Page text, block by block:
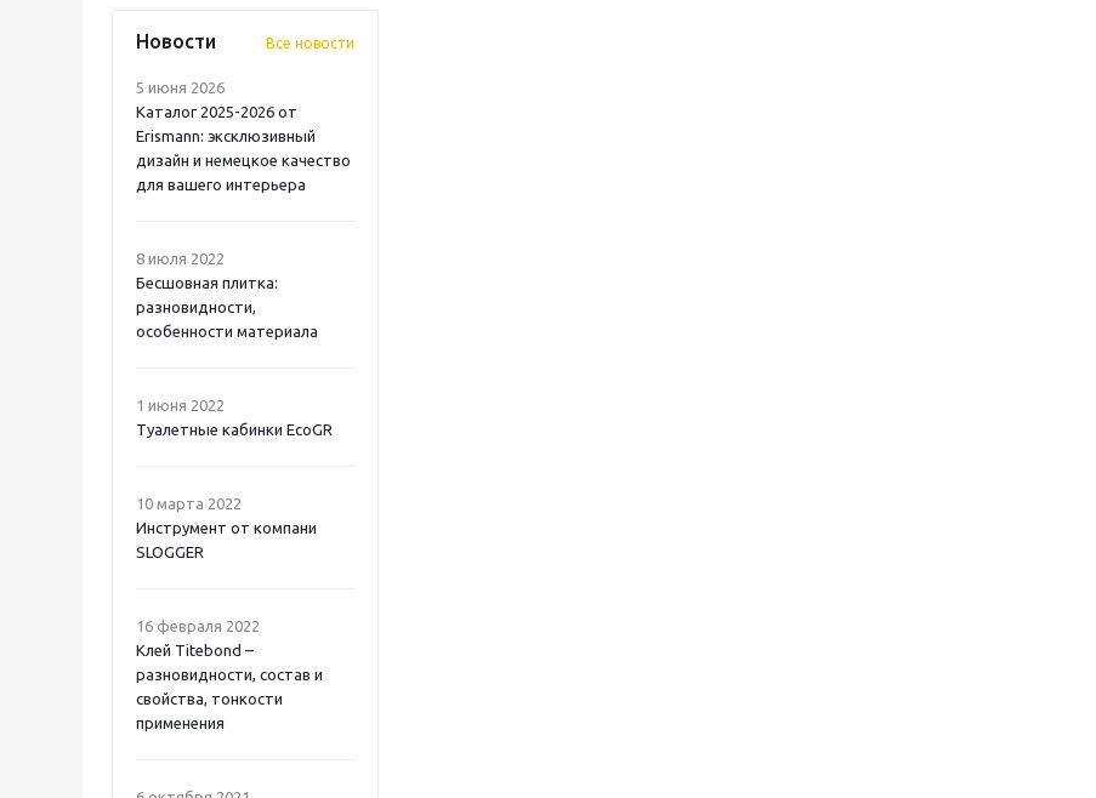
Новости Все новости
5 июня 2026
Каталог 2025-2026 от
Erismann: эксклюзивный
дизайн и немецкое качество
для вашего интерьера
8 июля 2022
Бесшовная плитка:
разновидности,
особенности материала
1 июня 2022
Туалетные кабинки EcoGR
10 марта 2022
Инструмент от компани
SLOGGER
16 февраля 2022
Клей Titebond –
разновидности, состав и
свойства, тонкости
применения